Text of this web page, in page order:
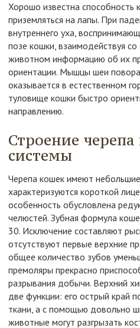
Хорошо известна способность
приземляться на лапы. При
внутреннего уха,
позе кошки, взаимодействуя
животном информацию об их
ориентации. Мышцы шеи
оказывается в естественном
туловище кошки быстро
направлению.
Строение
системы
Черепа кошек имеют
характеризуются короткой
особенность обусловлена
челюстей. Зубная формула
30. Исключение составляют
отсутствуют первые верхние
общее количество зубов
премоляры прекрасно
разрывания добычи. Верхний
две функции: его острый край
ткани, а с помощью довольно
животные могут разгрызать